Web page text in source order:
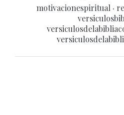
motivacionespiritual ·